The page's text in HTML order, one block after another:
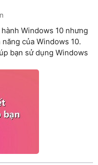
Windows 10 nhưng
của Windows 10.
bạn sử dụng Windows